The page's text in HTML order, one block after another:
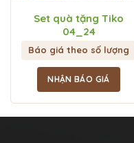
Set quà tặng Tiko
04_24
Báo giá theo số lượng
NHẬN BÁO GIÁ